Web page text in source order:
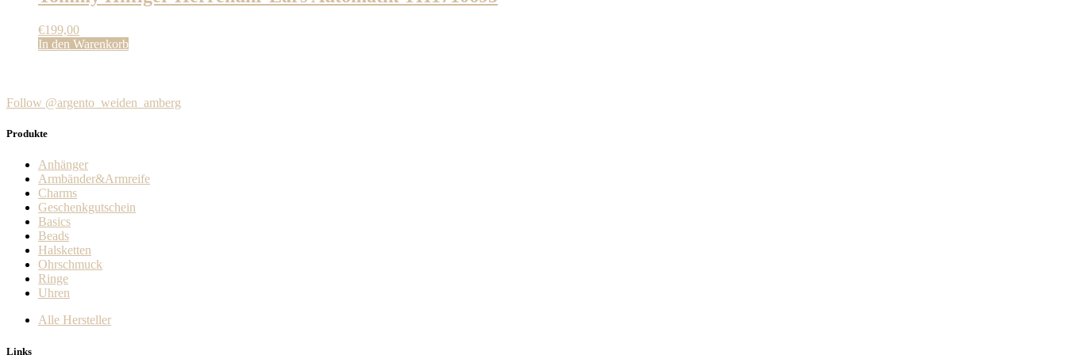
€199,00
In den Warenkorb
Follow @argento_weiden_amberg
Produkte
Anhänger
Armbänder&Armreife
Charms
Geschenkgutschein
Basics
Beads
Halsketten
Ohrschmuck
Ringe
Uhren
Alle Hersteller
Links